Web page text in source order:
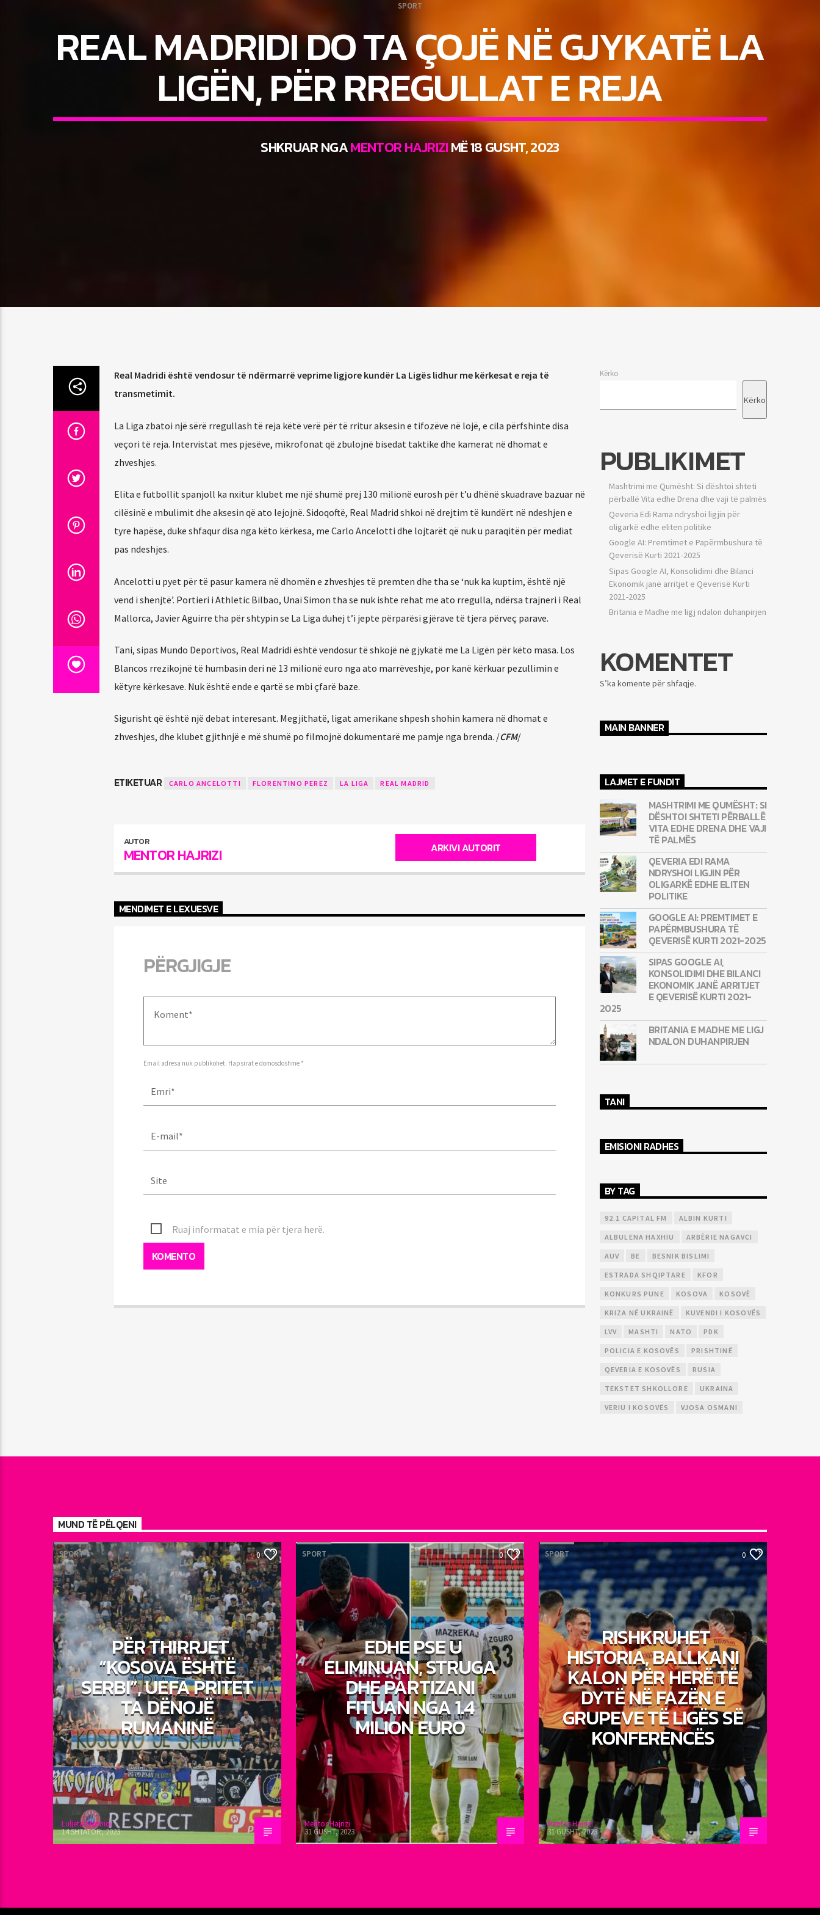
SPORT
REAL MADRIDI DO TA ÇOJË NË GJYKATË LA
LIGËN, PËR RREGULLAT E REJA
SHKRUAR NGAMENTOR HAJRIZIMË 18 GUSHT, 2023
Real Madridi është vendosur të ndërmarrë veprime ligjore kundër La Ligës lidhur me kërkesat e reja të
transmetimit.
La Liga zbatoi një sërë rregullash të reja këtë verë për të rritur aksesin e tifozëve në lojë, e cila përfshinte disa
veçori të reja. Intervistat mes pjesëve, mikrofonat që zbulojnë bisedat taktike dhe kamerat në dhomat e
zhveshjes.
Elita e futbollit spanjoll ka nxitur klubet me një shumë prej 130 milionë eurosh për t’u dhënë skuadrave bazuar në
cilësinë e mbulimit dhe aksesin që ato lejojnë. Sidoqoftë, Real Madrid shkoi në drejtim të kundërt në ndeshjen e
tyre hapëse, duke shfaqur disa nga këto kërkesa, me Carlo Ancelotti dhe lojtarët që nuk u paraqitën për mediat
pas ndeshjes.
Ancelotti u pyet për të pasur kamera në dhomën e zhveshjes të premten dhe tha se ‘nuk ka kuptim, është një
vend i shenjtë’. Portieri i Athletic Bilbao, Unai Simon tha se nuk ishte rehat me ato rregulla, ndërsa trajneri i Real
Mallorca, Javier Aguirre tha për shtypin se La Liga duhej t’i jepte përparësi gjërave të tjera përveç parave.
Tani, sipas Mundo Deportivos, Real Madridi është vendosur të shkojë në gjykatë me La Ligën për këto masa. Los
Blancos rrezikojnë të humbasin deri në 13 milionë euro nga ato marrëveshje, por kanë kërkuar pezullimin e
këtyre kërkesave. Nuk është ende e qartë se mbi çfarë baze.
Sigurisht që është një debat interesant. Megjithatë, ligat amerikane shpesh shohin kamera në dhomat e
zhveshjes, dhe klubet gjithnjë e më shumë po filmojnë dokumentarë me pamje nga brenda. /CFM/
ETIKETUAR CARLO ANCELOTTI FLORENTINO PEREZ LA LIGA REAL MADRID
AUTOR
MENTOR HAJRIZI ARKIVI AUTORIT
MENDIMET E LEXUESVE
PËRGJIGJE
Email adresa nuk publikohet. Hapsirat e domosdoshme *
Ruaj informatat e mia për tjera herë.
Kërko
Kërko
PUBLIKIMET
Mashtrimi me Qumësht: Si dështoi shteti
përballë Vita edhe Drena dhe vaji të palmës
Qeveria Edi Rama ndryshoi ligjin për
oligarkë edhe eliten politike
Google AI: Premtimet e Papërmbushura të
Qeverisë Kurti 2021-2025
Sipas Google AI, Konsolidimi dhe Bilanci
Ekonomik janë arritjet e Qeverisë Kurti
2021-2025
Britania e Madhe me ligj ndalon duhanpirjen
KOMENTET
S’ka komente për shfaqje.
MAIN BANNER
LAJMET E FUNDIT
MASHTRIMI ME QUMËSHT: SI
DËSHTOI SHTETI PËRBALLË
VITA EDHE DRENA DHE VAJI
TË PALMËS
QEVERIA EDI RAMA
NDRYSHOI LIGJIN PËR
OLIGARKË EDHE ELITEN
POLITIKE
GOOGLE AI: PREMTIMET E
PAPËRMBUSHURA TË
QEVERISË KURTI 2021-2025
SIPAS GOOGLE AI,
KONSOLIDIMI DHE BILANCI
EKONOMIK JANË ARRITJET
E QEVERISË KURTI 2021-
2025
BRITANIA E MADHE ME LIGJ
NDALON DUHANPIRJEN
TANI
EMISIONI RADHES
BY TAG
92.1 CAPITAL FM ALBIN KURTI
ALBULENA HAXHIU ARBËRIE NAGAVCI
AUV BE BESNIK BISLIMI
ESTRADA SHQIPTARE KFOR
KONKURS PUNE KOSOVA KOSOVË
KRIZA NË UKRAINË KUVENDI I KOSOVËS
LVV MASHTI NATO PDK
POLICIA E KOSOVËS PRISHTINË
QEVERIA E KOSOVËS RUSIA
TEKSTET SHKOLLORE UKRAINA
VERIU I KOSOVËS VJOSA OSMANI
MUND TË PËLQENI
SPORT 0
PËR THIRRJET
“KOSOVA ËSHTË
SERBI”, UEFA PRITET
TA DËNOJË
RUMANINË
Luljeta Krasniqi
14 SHTATOR, 2023
SPORT 0
EDHE PSE U
ELIMINUAN, STRUGA
DHE PARTIZANI
FITUAN NGA 1.4
MILION EURO
Mentor Hajrizi
31 GUSHT, 2023
SPORT 0
RISHKRUHET
HISTORIA, BALLKANI
KALON PËR HERË TË
DYTË NË FAZËN E
GRUPEVE TË LIGËS SË
KONFERENCËS
Mentor Hajrizi
31 GUSHT, 2023